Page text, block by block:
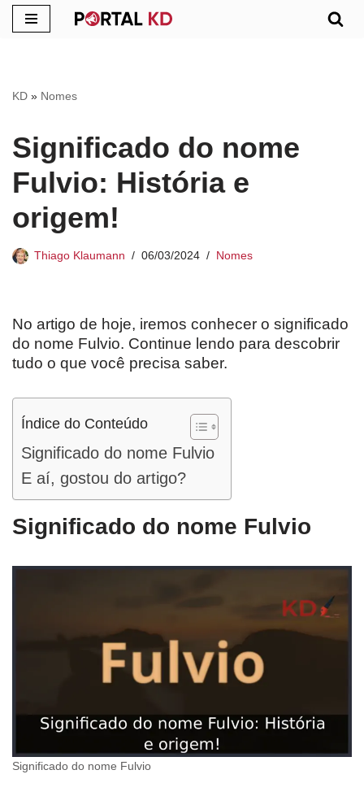
conteúdo
KD » Nomes
Significado do nome
Fulvio: História e
origem!
Thiago Klaumann 06/03/2024 Nomes
No artigo de hoje, iremos conhecer o significado
do nome Fulvio. Continue lendo para descobrir
tudo o que você precisa saber.
Índice do Conteúdo
Significado do nome Fulvio
E aí, gostou do artigo?
Significado do nome Fulvio
Significado do nome Fulvio